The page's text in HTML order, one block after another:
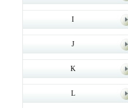
I
J
K
L